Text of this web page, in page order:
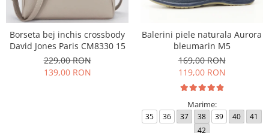
Borseta bej inchis crossbody
David Jones Paris CM8330 15
229,00 RON
139,00 RON
Balerini piele naturala Aurora
bleumarin M5
169,00 RON
119,00 RON
Marime:
35 36 37 38 39 40
41
42